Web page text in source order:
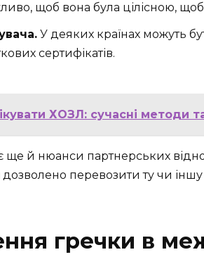
щоб вона була цілісною,
У деяких країнах можуть
сертифікатів.
ХОЗЛ: сучасні методи
ще й нюанси партнерських
перевозити ту чи
гречки в